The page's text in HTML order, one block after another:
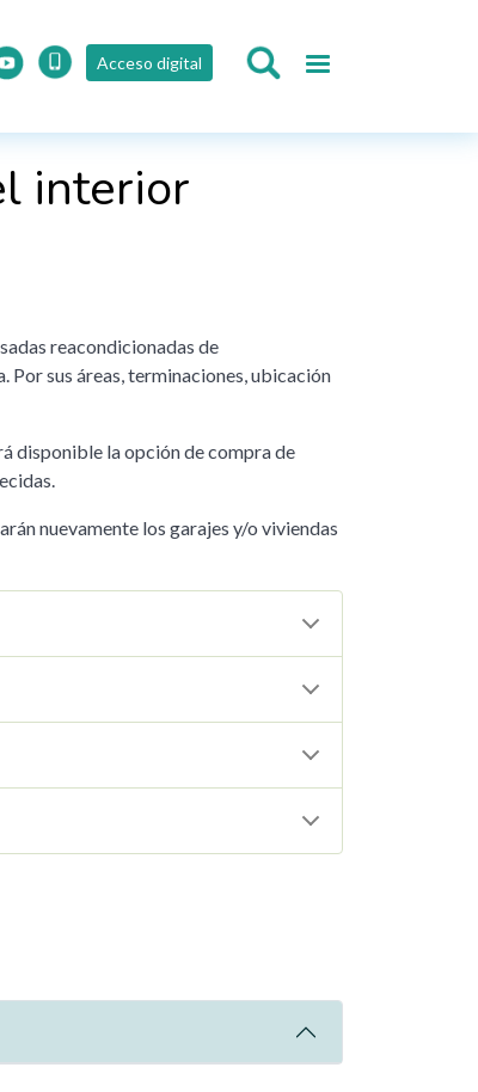
Acceso digital
interior
reacondicionadas de
Por sus áreas, terminaciones, ubicación
disponible la opción de compra de
nuevamente los garajes y/o viviendas